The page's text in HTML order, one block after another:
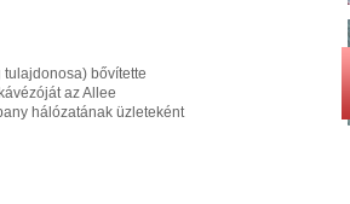
bővítette
az Allee
hálózatának üzleteként